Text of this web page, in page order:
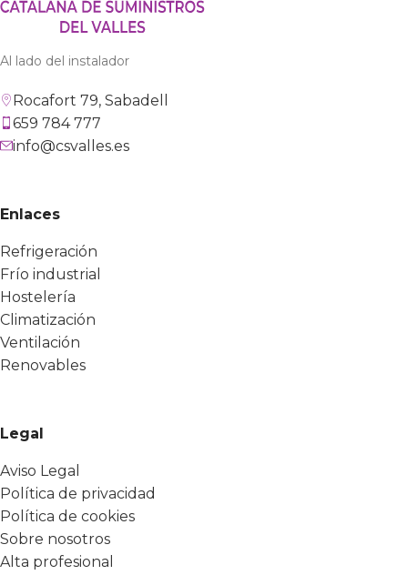
Al lado del instalador
Rocafort 79, Sabadell
659 784 777
info@csvalles.es
Enlaces
Refrigeración
Frío industrial
Hostelería
Climatización
Ventilación
Renovables
Legal
Aviso Legal
Política de privacidad
Política de cookies
Sobre nosotros
Alta profesional